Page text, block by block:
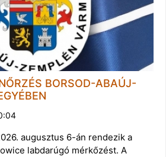
BORSOD-ABAÚJ-
augusztus 6-án rendezik a
labdarúgó mérkőzést. A